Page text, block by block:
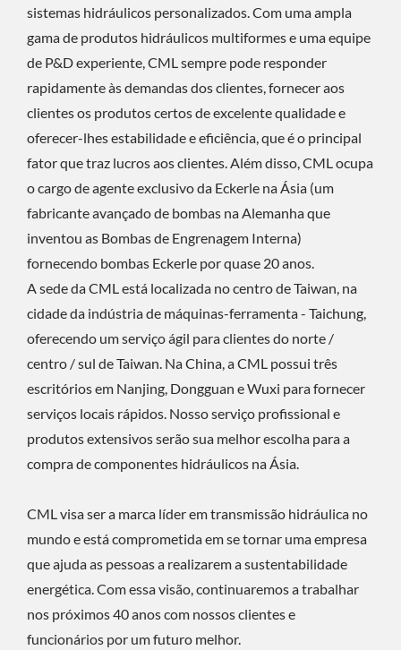
sistemas hidráulicos personalizados. Com uma ampla
gama de produtos hidráulicos multiformes e uma equipe
de P&D experiente, CML sempre pode responder
rapidamente às demandas dos clientes, fornecer aos
clientes os produtos certos de excelente qualidade e
oferecer-lhes estabilidade e eficiência, que é o principal
fator que traz lucros aos clientes. Além disso, CML ocupa
o cargo de agente exclusivo da Eckerle na Ásia (um
fabricante avançado de bombas na Alemanha que
inventou as Bombas de Engrenagem Interna)
fornecendo bombas Eckerle por quase 20 anos.
A sede da CML está localizada no centro de Taiwan, na
cidade da indústria de máquinas-ferramenta - Taichung,
oferecendo um serviço ágil para clientes do norte /
centro / sul de Taiwan. Na China, a CML possui três
escritórios em Nanjing, Dongguan e Wuxi para fornecer
serviços locais rápidos. Nosso serviço profissional e
produtos extensivos serão sua melhor escolha para a
compra de componentes hidráulicos na Ásia.
CML visa ser a marca líder em transmissão hidráulica no
mundo e está comprometida em se tornar uma empresa
que ajuda as pessoas a realizarem a sustentabilidade
energética. Com essa visão, continuaremos a trabalhar
nos próximos 40 anos com nossos clientes e
funcionários por um futuro melhor.